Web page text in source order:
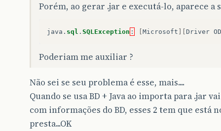
Porém, ao gerar .jar e executá-lo, aparece a
java . sql . SQLException : Microsoft Driver
Poderiam me auxiliar ?
Não sei se seu problema é esse, mais....
Quando se usa BD + Java ao importa para .jar
com informações do BD, esses 2 tem que está
presta...OK